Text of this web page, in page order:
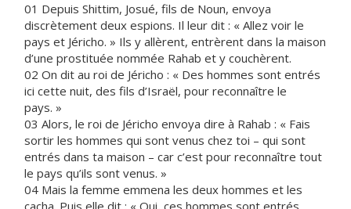
01 Depuis Shittim, Josué, fils de Noun, envoya
discrètement deux espions. Il leur dit : « Allez voir le
pays et Jéricho. » Ils y allèrent, entrèrent dans la maison
d’une prostituée nommée Rahab et y couchèrent.
02 On dit au roi de Jéricho : « Des hommes sont entrés
ici cette nuit, des fils d’Israël, pour reconnaître le
pays. »
03 Alors, le roi de Jéricho envoya dire à Rahab : « Fais
sortir les hommes qui sont venus chez toi – qui sont
entrés dans ta maison – car c’est pour reconnaître tout
le pays qu’ils sont venus. »
04 Mais la femme emmena les deux hommes et les
cacha. Puis elle dit : « Oui, ces hommes sont entrés